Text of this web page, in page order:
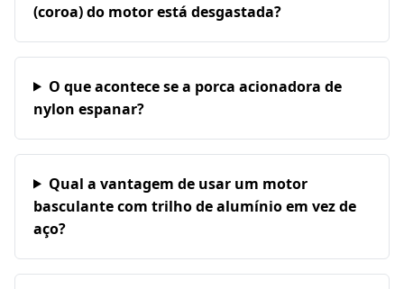
(coroa) do motor está desgastada?
O que acontece se a porca acionadora de
nylon espanar?
Qual a vantagem de usar um motor
basculante com trilho de alumínio em vez de
aço?